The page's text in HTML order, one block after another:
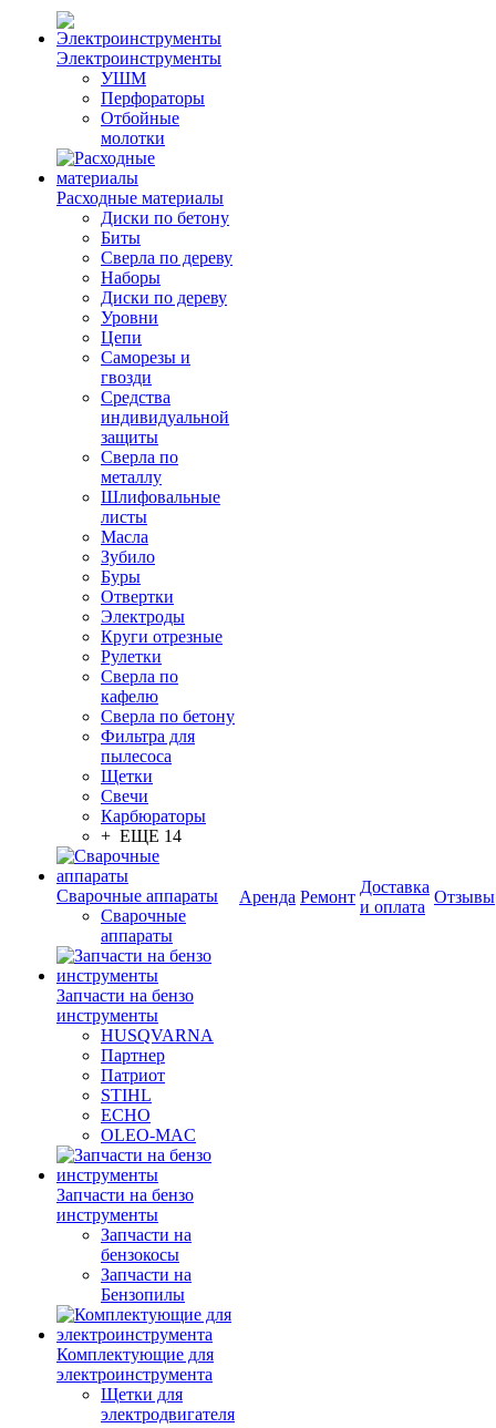
Электроинструменты
УШМ
Перфораторы
Отбойные
молотки
Расходные материалы
Диски по бетону
Биты
Сверла по дереву
Наборы
Диски по дереву
Уровни
Цепи
Саморезы и
гвозди
Средства
индивидуальной
защиты
Сверла по
металлу
Шлифовальные
листы
Масла
Зубило
Буры
Отвертки
Электроды
Круги отрезные
Рулетки
Сверла по
кафелю
Сверла по бетону
Фильтра для
пылесоса
Щетки
Свечи
Карбюраторы
+ ЕЩЕ 14
Сварочные аппараты
Сварочные
аппараты
Запчасти на бензо
инструменты
HUSQVARNA
Партнер
Патриот
STIHL
ECHO
OLEO-MAC
Запчасти на бензо
инструменты
Запчасти на
бензокосы
Запчасти на
Бензопилы
Комплектующие для
электроинструмента
Щетки для
электродвигателя
Аренда Ремонт
Доставка
и оплата
Отзывы